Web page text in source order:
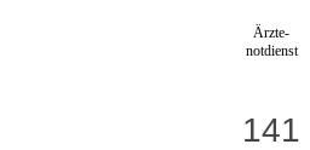
Ärzte-
notdienst
141